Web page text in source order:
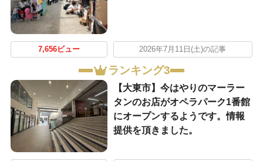
7,656ビュー 2026年7月11日(土)の記事
ランキング3
【大東市】今はやりのマーラー
タンのお店がオペラパーク1番館
にオープンするようです。情報
提供を頂きました。